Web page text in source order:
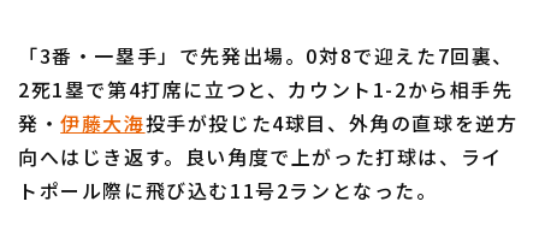
千葉ロッテマリーンズ
オリックス・バファローズ
福岡ソフトバンクホークス
設定
「3番・一塁手」で先発出場。0対8で迎えた7回裏、
2死1塁で第4打席に立つと、カウント1-2から相手先
発・伊藤大海投手が投じた4球目、外角の直球を逆方
向へはじき返す。良い角度で上がった打球は、ライ
トポール際に飛び込む11号2ランとなった。